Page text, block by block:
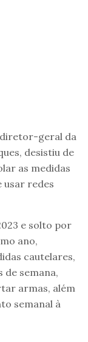
diretor-geral da
desistiu de
as medidas
usar redes
e solto por
ano,
cautelares,
semana,
armas, além
semanal à